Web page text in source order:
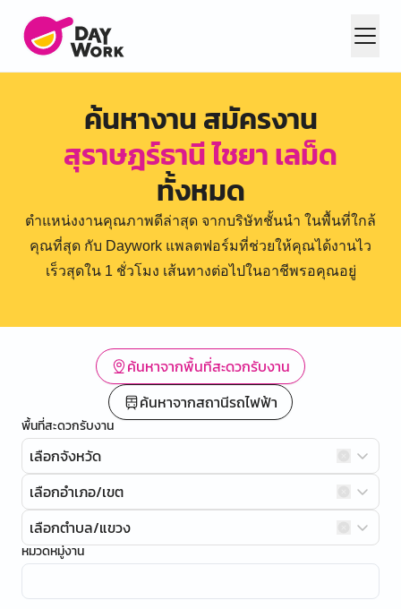
ค้นหางาน สมัครงาน
สุราษฎร์ธานี ไชยา เลม็ด
ทั้งหมด
ตำแหน่งงานคุณภาพดีล่าสุด จากบริษัทชั้นนำ ในพื้นที่ใกล้
คุณที่สุด กับ Daywork แพลตฟอร์มที่ช่วยให้คุณได้งานไว
เร็วสุดใน 1 ชั่วโมง เส้นทางต่อไปในอาชีพรอคุณอยู่
ค้นหาจากพื้นที่สะดวกรับงาน
ค้นหาจากสถานีรถไฟฟ้า
พื้นที่สะดวกรับงาน
เลือกจังหวัด
เลือกอำเภอ/เขต
เลือกตำบล/แขวง
หมวดหมู่งาน